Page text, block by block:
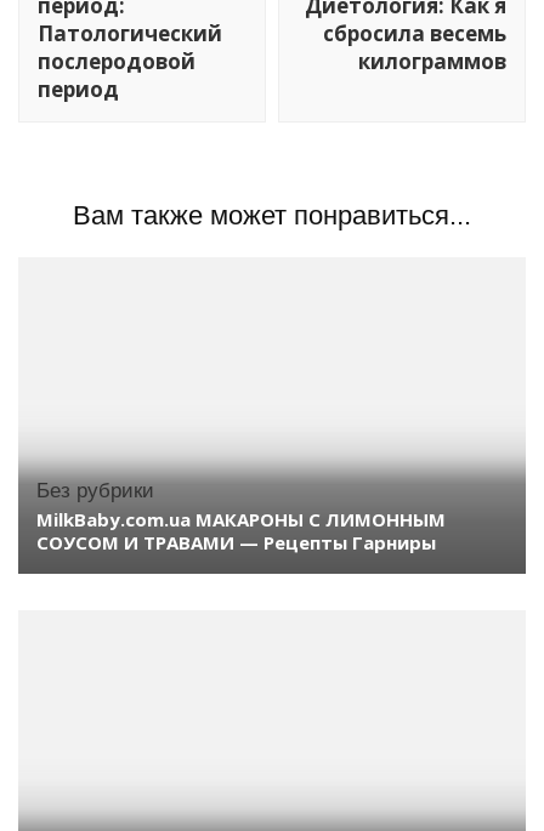
Патологический
послеродовой
период
сбросила весемь
килограммов
Вам также может понравиться...
Без рубрики
MilkBaby.com.ua МАКАРОНЫ С ЛИМОННЫМ
СОУСОМ И ТРАВАМИ — Рецепты Гарниры